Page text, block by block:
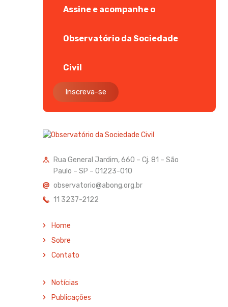
Assine e acompanhe o
Observatório da Sociedade
Civil
Inscreva-se
Rua General Jardim, 660 – Cj. 81 – São
Paulo – SP – 01223-010
observatorio@abong.org.br
11 3237-2122
Home
Sobre
Contato
Notícias
Publicações